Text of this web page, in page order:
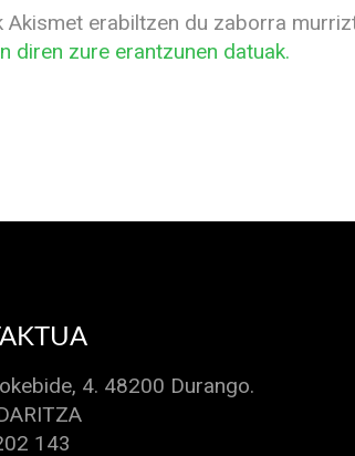
Akismet erabiltzen du zaborra
diren zure erantzunen datuak.
4. 48200 Durango.
143